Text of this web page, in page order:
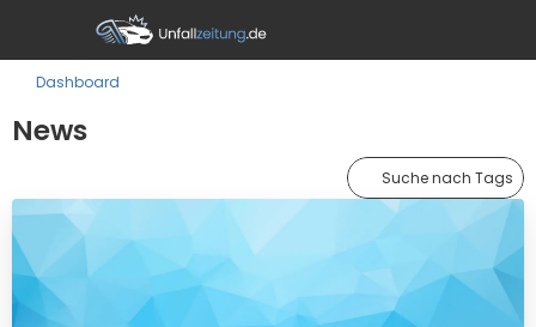
Dashboard
News
Suche nach Tags